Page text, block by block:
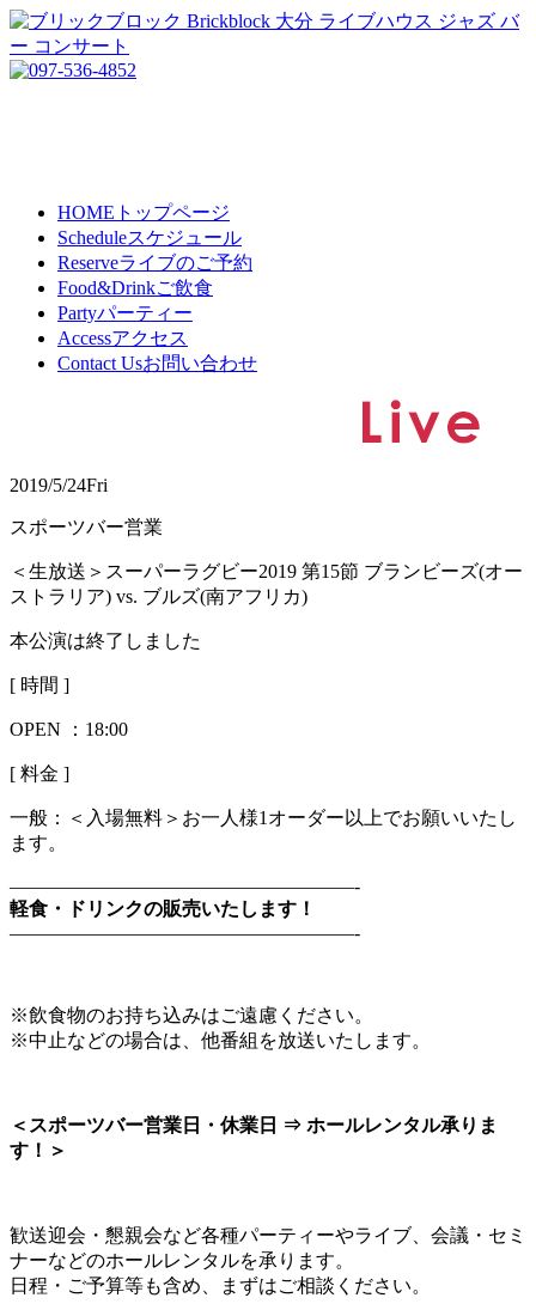
HOME トップページ
Scheduleスケジュール
Reserveライブのご予約
Food&Drinkご飲食
Partyパーティー
Accessアクセス
Contact Usお問い合わせ
2019/5/24Fri
スポーツバー営業
＜生放送＞スーパーラグビー2019 第15節 ブランビーズ(オー
ストラリア) vs. ブルズ(南アフリカ)
本公演は終了しました
[ 時間 ]
OPEN ： 18:00
[ 料金 ]
一般：
＜入場無料＞お一人様1オーダー以上でお願いいたし
ます。
——————————————————-
軽食・ドリンクの販売いたします！
——————————————————-
※飲食物のお持ち込みはご遠慮ください。
※中止などの場合は、他番組を放送いたします。
＜スポーツバー営業日・休業日 ⇒ ホールレンタル承りま
す！＞
歓送迎会・懇親会など各種パーティーやライブ、会議・セミ
ナーなどのホールレンタルを承ります。
日程・ご予算等も含め、まずはご相談ください。